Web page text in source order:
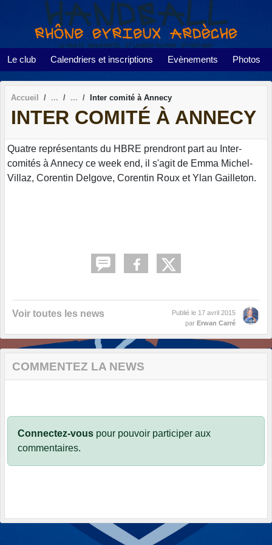
Le club Calendriers et inscriptions Evènements Photos
Accueil Inter comité à Annecy
INTER COMITÉ À ANNECY
Quatre représentants du HBRE prendront part au Inter-
comités à Annecy ce week end, il s'agit de Emma Michel-
Villaz, Corentin Delgove, Corentin Roux et Ylan Gailleton.
Voir toutes les news Publié le 17 avril 2015
par Erwan Carré
COMMENTEZ LA NEWS
Connectez-vous pour pouvoir participer aux
commentaires.
Panneau de gestion des cookies